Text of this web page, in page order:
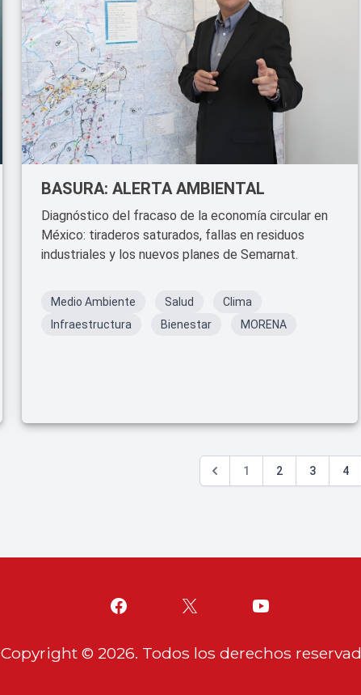
BASURA: ALERTA AMBIENTAL
Diagnóstico del fracaso de la economía circular en
México: tiraderos saturados, fallas en residuos
industriales y los nuevos planes de Semarnat.
Medio Ambiente Salud
Clima
Infraestructura
Bienestar MORENA
1 2 3 4
Copyright © 2026. Todos los derechos